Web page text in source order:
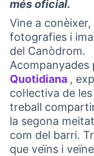
més oficial.
Vine a
fotografies i
del Canòdrom.
Acompanyades
Quotidiana ,
col·lectiva de
treball
la segona
com del barri.
que veïns i